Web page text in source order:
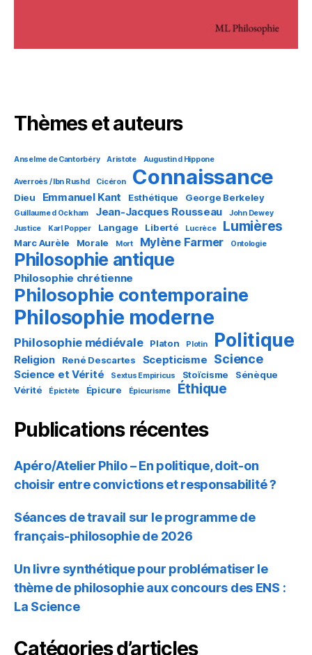
Thèmes et auteurs
Anselme de Cantorbéry Aristote Augustin d Hippone
Averroès / Ibn Rushd Cicéron Connaissance
Dieu Emmanuel Kant Esthétique George Berkeley
Guillaume d Ockham Jean-Jacques Rousseau
John Dewey
Justice
Karl Popper Langage Liberté Lucrèce Lumières
Marc Aurèle Morale Mort Mylène Farmer Ontologie
Philosophie antique
Philosophie chrétienne
Philosophie contemporaine
Philosophie moderne
Philosophie médiévale Platon Plotin Politique
Religion René Descartes Scepticisme Science
Science et Vérité Sextus Empiricus Stoïcisme
Sénèque
Vérité
Épictète Épicure Épicurisme Éthique
Publications récentes
Apéro/Atelier Philo – En politique, doit-on
choisir entre convictions et responsabilité ?
Séances de travail sur le programme de
français-philosophie de 2026
Un livre synthétique pour problématiser le
thème de philosophie aux concours des ENS :
La Science
Catégories d’articles